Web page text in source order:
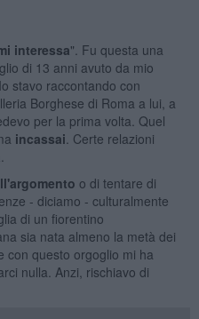
interessa". Fu questa una
di 13 anni avuto da mio
stavo raccontando con
Borghese di Roma a lui, a
per la prima volta. Quel
incassai . Certe relazioni
o di tentare di
- diciamo - culturalmente
di un fiorentino
sia nata almeno la metà dei
con questo orgoglio mi ha
nulla. Anzi, rischiavo di